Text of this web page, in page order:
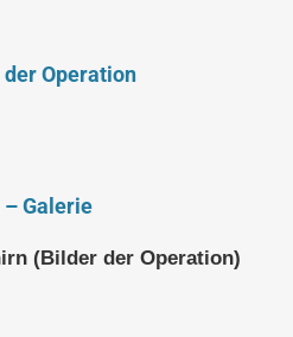
Operation
– Galerie
(Bilder der Operation)